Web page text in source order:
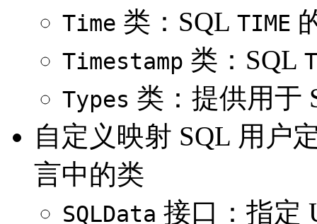
Time 类：SQL TIME
Timestamp 类：SQL
Types 类：提供用于
自定义映射 SQL 用户
言中的类
SQLData 接口：指定